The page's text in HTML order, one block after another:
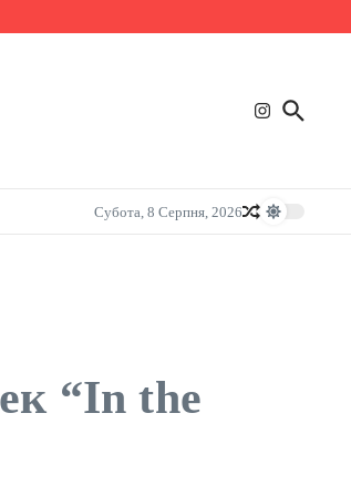
Субота, 8 Серпня, 2026
“In the